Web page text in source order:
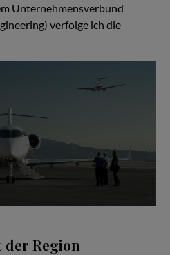
Unternehmensverbund
verfolge ich die
Region